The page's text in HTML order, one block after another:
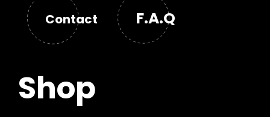
Contact F.A.Q
Shop